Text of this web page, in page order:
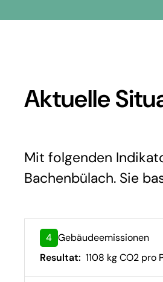
Aktuelle
Mit folgenden
Bachenbülach. Sie
4 Gebäudeemissionen
Resultat: 1108 kg CO2 pro